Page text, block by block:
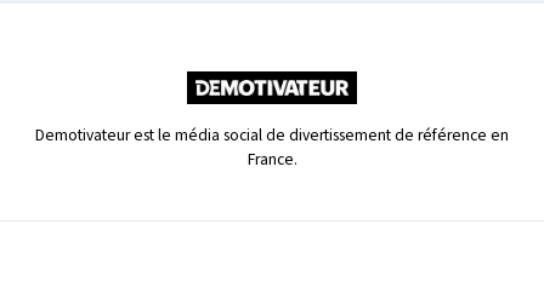
Demotivateur est le média social de divertissement de référence en
France.